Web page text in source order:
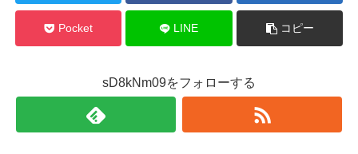
Pocket LINE コピー
sD8kNm09をフォローする